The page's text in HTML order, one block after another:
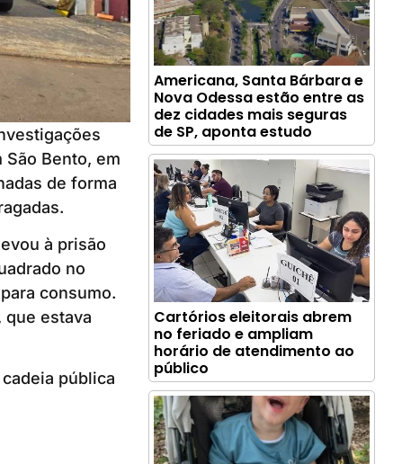
Bento, em
de forma
à prisão
no
consumo.
estava
pública
Americana, Santa Bárbara e
Nova Odessa estão entre as
dez cidades mais seguras
de SP, aponta estudo
Cartórios eleitorais abrem
no feriado e ampliam
horário de atendimento ao
público